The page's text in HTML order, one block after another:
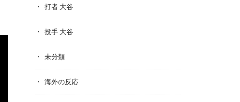
打者 大谷
投手 大谷
未分類
海外の反応